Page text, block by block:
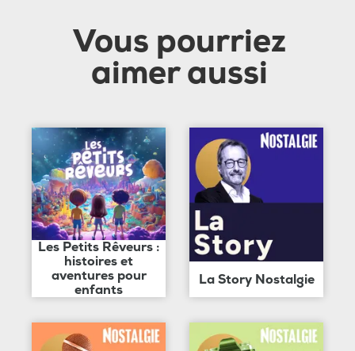
Vous pourriez
aimer aussi
Les Petits Rêveurs :
histoires et
aventures pour
enfants
La Story Nostalgie